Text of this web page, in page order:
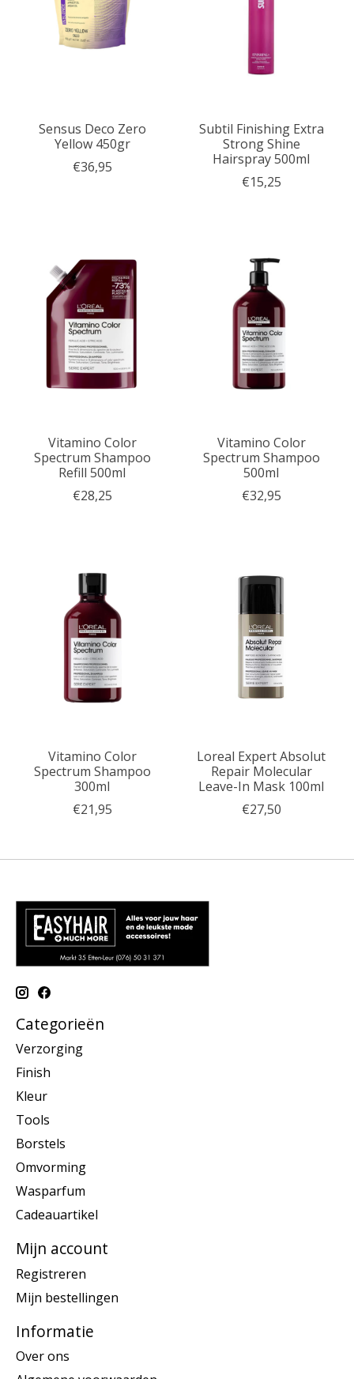
Sensus Deco Zero
Yellow 450gr
€36,95
Subtil Finishing Extra
Strong Shine
Hairspray 500ml
€15,25
Vitamino Color
Spectrum Shampoo
Refill 500ml
€28,25
Vitamino Color
Spectrum Shampoo
500ml
€32,95
Vitamino Color
Spectrum Shampoo
300ml
€21,95
Loreal Expert Absolut
Repair Molecular
Leave-In Mask 100ml
€27,50
Categorieën
Verzorging
Finish
Kleur
Tools
Borstels
Omvorming
Wasparfum
Cadeauartikel
Mijn account
Registreren
Mijn bestellingen
Informatie
Over ons